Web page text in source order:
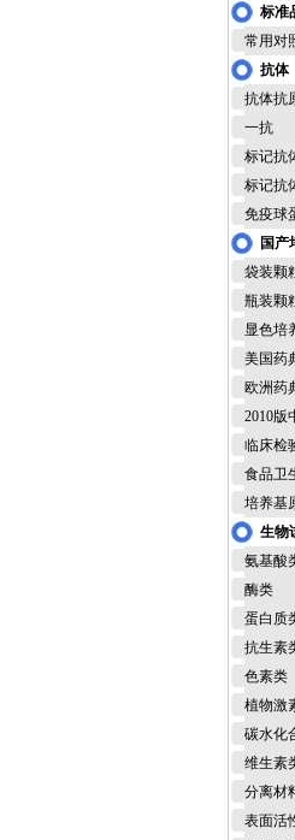
标准
常用对
抗体
抗体抗
一抗
标记抗
标记抗
免疫球
国产
袋装颗
瓶装颗
显色培
美国药
欧洲药
2010版
临床检
食品卫
培养基
生物
氨基酸
酶类
蛋白质
抗生素
色素类
植物激
碳水化
维生素
分离材
表面活